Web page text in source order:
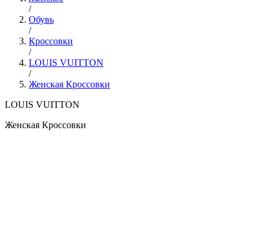
/
Обувь
/
Кроссовки
/
LOUIS VUITTON
/
Женская Кроссовки
LOUIS VUITTON
Женская Кроссовки